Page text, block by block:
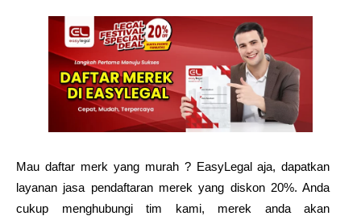
Mau daftar merk yang murah ? EasyLegal aja, dapatkan
layanan jasa pendaftaran merek yang diskon 20%. Anda
cukup menghubungi tim kami, merek anda akan